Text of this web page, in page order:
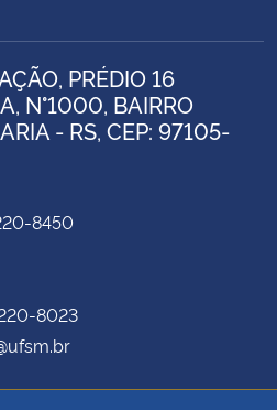
PRÉDIO 16
N°1000, BAIRRO
- RS, CEP: 97105-
8450
8023